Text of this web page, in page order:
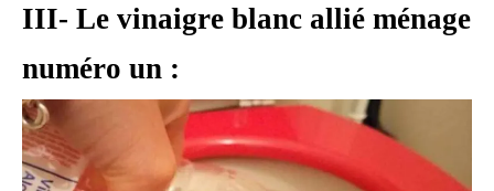
III- Le vinaigre blanc allié ménage
numéro un :